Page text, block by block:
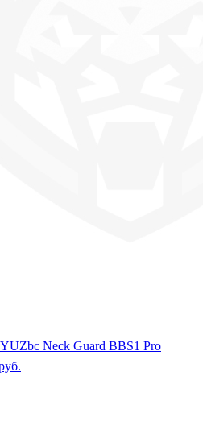
Neck Guard BBS1 Pro